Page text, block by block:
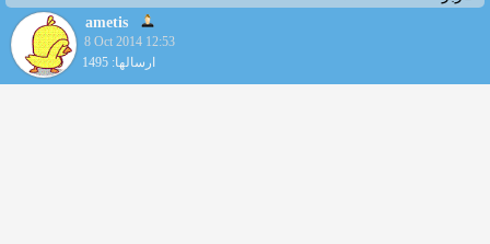
ametis
8 Oct 2014 12:53
ارسالها: 1495